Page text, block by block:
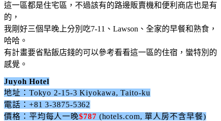
這一區都是住宅區，不過該有的路邊販賣機和便利商店也是有
的，
我剛好三個早晚上分別吃7-11、Lawson、全家的早餐和熟食，
哈哈。
有計畫要省點飯店錢的可以參考看看這一區的住宿，蠻特別的
感覺。
Juyoh Hotel
地址：Tokyo 2-15-3 Kiyokawa, Taito-ku
電話：+81 3-3875-5362
價格：平均每人一晚$787 (hotels.com, 單人房不含早餐)